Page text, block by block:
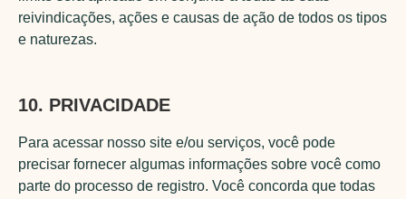
reivindicações, ações e causas de ação de todos os tipos
e naturezas.
10. PRIVACIDADE
Para acessar nosso site e/ou serviços, você pode
precisar fornecer algumas informações sobre você como
parte do processo de registro. Você concorda que todas